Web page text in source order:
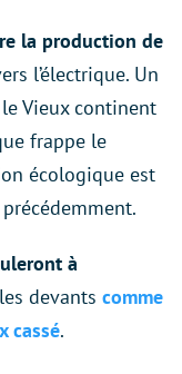
la production de
l’électrique. Un
Vieux continent
frappe le
écologique est
à
devants comme
cassé.